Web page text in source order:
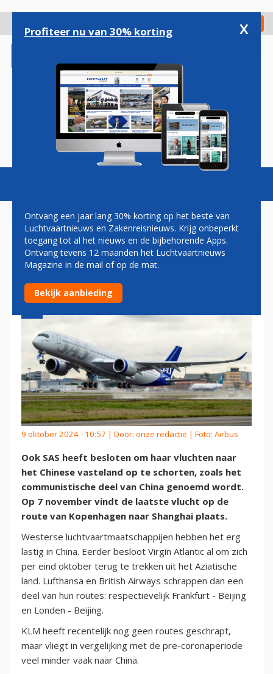
gaan
Check in
Magazine Podcasts Vacatures
OOK SAS TREKT ZICH TERUG
UIT CHINA
9 oktober 2024 - 10:57 | Door: onze redactie | Foto: Airbus
Ook SAS heeft besloten om haar vluchten naar
het Chinese vasteland op te schorten, zoals het
communistische deel van China genoemd wordt.
Op 7 november vindt de laatste vlucht op de
route van Kopenhagen naar Shanghai plaats.
Westerse luchtvaartmaatschappijen hebben het erg
lastig in China. Eerder besloot Virgin Atlantic al om zich
per eind oktober terug te trekken uit het Aziatische
land. Lufthansa en British Airways schrappen dan een
deel van hun routes: respectievelijk Frankfurt - Beijing
en Londen - Beijing.
KLM heeft recentelijk nog geen routes geschrapt,
maar vliegt in vergelijking met de pre-coronaperiode
veel minder vaak naar China.
Profiteer nu van 30% korting x
Ontvang een jaar lang 30% korting op het beste van
Luchtvaartnieuws en Zakenreisnieuws. Krijg onbeperkt
toegang tot al het nieuws en de bijbehorende Apps.
Ontvang tevens 12 maanden het Luchtvaartnieuws
Magazine in de mail of op de mat.
Bekijk aanbieding